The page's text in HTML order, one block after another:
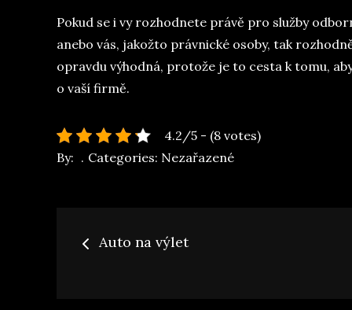
Pokud se i vy rozhodnete právě pro služby
anebo vás, jakožto právnické osoby, tak
opravdu výhodná, protože je to cesta k tomu,
o vaší firmě.
4.2/5 - (8 votes)
By:
Categories: Nezařazené
Navigace
Auto na výlet